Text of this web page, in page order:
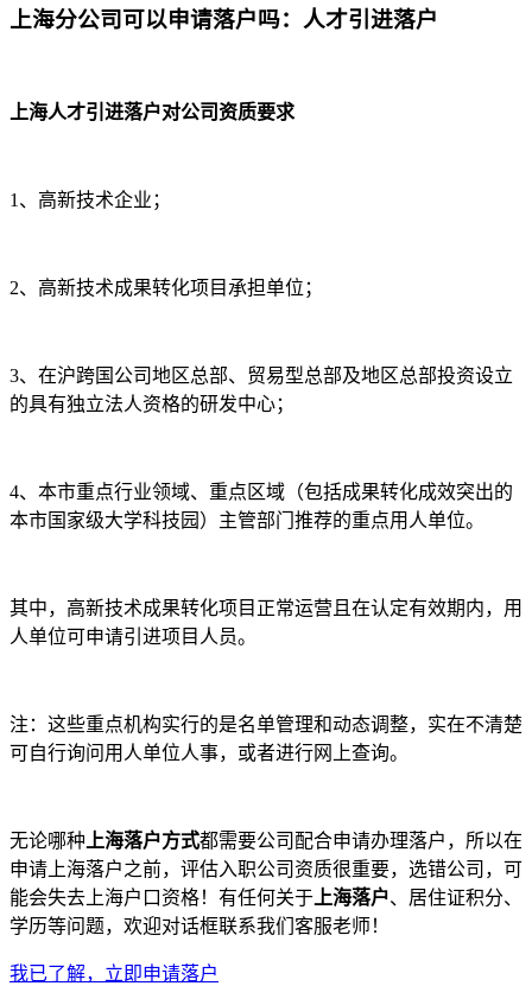
上海分公司可以申请落户吗：人才引进落户
上海人才引进落户对公司资质要求
1、高新技术企业；
2、高新技术成果转化项目承担单位；
3、在沪跨国公司地区总部、贸易型总部及地区总部投资设立
的具有独立法人资格的研发中心；
4、本市重点行业领域、重点区域（包括成果转化成效突出的
本市国家级大学科技园）主管部门推荐的重点用人单位。
其中，高新技术成果转化项目正常运营且在认定有效期内，用
人单位可申请引进项目人员。
注：这些重点机构实行的是名单管理和动态调整，实在不清楚
可自行询问用人单位人事，或者进行网上查询。
无论哪种 上海落户方式都需要公司配合申请办理落户，所以在
申请上海落户之前，评估入职公司资质很重要，选错公司，可
能会失去上海户口资格！有任何关于 上海落户、居住证积分、
学历等问题，欢迎对话框联系我们客服老师！
我已了解，立即申请落户